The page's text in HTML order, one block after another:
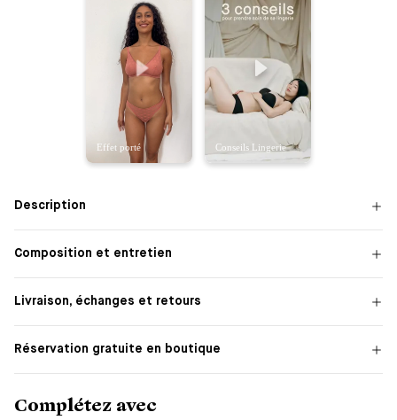
Description
Composition et entretien
Livraison, échanges et retours
Réservation gratuite en boutique
Complétez avec